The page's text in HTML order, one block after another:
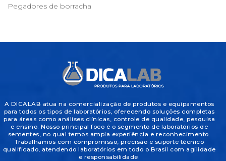
Pegadores de borracha
A DICALAB atua na comercialização de produtos e equipamentos
para todos os tipos de laboratórios, oferecendo soluções completas
para áreas como análises clínicas, controle de qualidade, pesquisa
e ensino. Nosso principal foco é o segmento de laboratórios de
sementes, no qual temos ampla experiência e reconhecimento.
Trabalhamos com compromisso, precisão e suporte técnico
qualificado, atendendo laboratórios em todo o Brasil com agilidade
e responsabilidade.